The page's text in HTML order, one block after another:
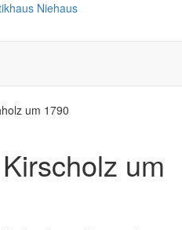
Niehaus
um 1790
um